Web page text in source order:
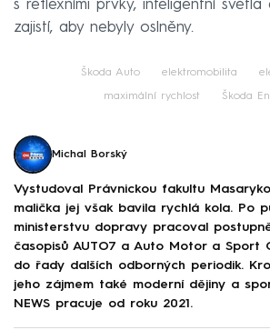
s reflexními prvky, inteligentní světla
zajistí, aby nebyly oslněny.
Škoda Auto elektromobilita
maximální rychlost Škoda
Michal Borský
Vystudoval Právnickou fakultu
malička jej však bavila rychlá kola. Po
ministerstvu dopravy pracoval
časopisů AUTO7 a Auto Motor a Sport
do řady dalších odborných periodik.
jeho zájmem také moderní dějiny a
NEWS pracuje od roku 2021.